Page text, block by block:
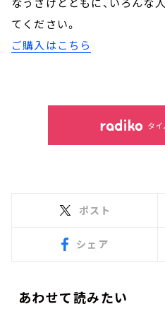
てください。
ご購入はこちら
タイ
ポスト
シェア
あわせて読みたい